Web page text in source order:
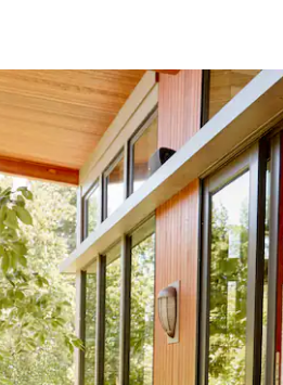
bằng các thao tác chạm hoặc vuốt.